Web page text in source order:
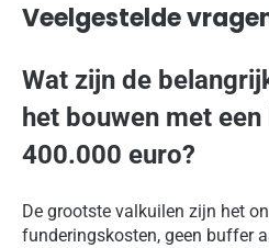
Veelgestelde
Wat zijn de
het bouwen met
400.000 euro?
De grootste valkuilen zijn het
funderingskosten, geen buffer